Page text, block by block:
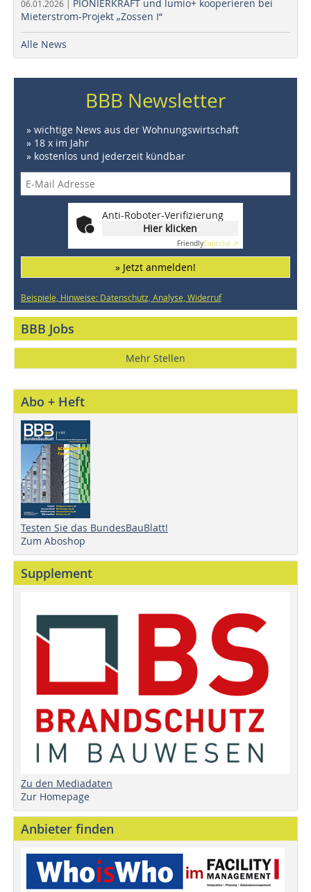
06.01.2026 | PIONIERKRAFT und lumio+ kooperieren bei
Mieterstrom-Projekt „Zossen I“
Alle News
BBB Newsletter
» wichtige News aus der Wohnungswirtschaft
» 18 x im Jahr
» kostenlos und jederzeit kündbar
Anti-Roboter-Verifizierung
Hier klicken
FriendlyCaptcha ⇗
» Jetzt anmelden!
Beispiele, Hinweise: Datenschutz, Analyse, Widerruf
BBB Jobs
Mehr Stellen
Abo + Heft
Testen Sie das BundesBauBlatt!
Zum Aboshop
Supplement
Zu den Mediadaten
Zur Homepage
Anbieter finden